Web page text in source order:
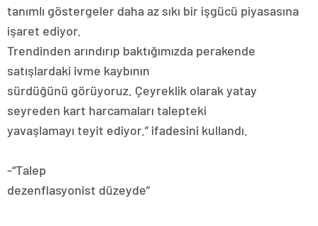
tanımlı göstergeler daha az sıkı bir işgücü piyasasına
işaret ediyor.
Trendinden arındırıp baktığımızda perakende
satışlardaki ivme kaybının
sürdüğünü görüyoruz. Çeyreklik olarak yatay
seyreden kart harcamaları talepteki
yavaşlamayı teyit ediyor.” ifadesini kullandı.
-“Talep
dezenflasyonist düzeyde”